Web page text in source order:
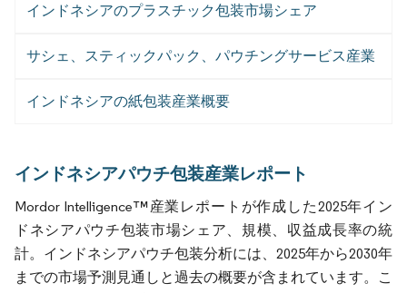
インドネシアのプラスチック包装市場シェア
サシェ、スティックパック、パウチングサービス産業
インドネシアの紙包装産業概要
インドネシアパウチ包装産業レポート
Mordor Intelligence™産業レポートが作成した2025年イン
ドネシアパウチ包装市場シェア、規模、収益成長率の統
計。インドネシアパウチ包装分析には、2025年から2030年
までの市場予測見通しと過去の概要が含まれています。こ